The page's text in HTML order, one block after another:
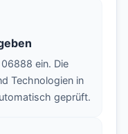
ein. Die
Technologien in
geprüft.